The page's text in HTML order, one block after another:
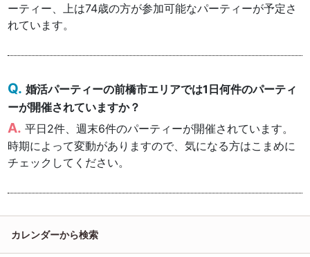
ーティー、上は74歳の方が参加可能なパーティーが予定さ
れています。
婚活パーティーの前橋市エリアでは1日何件のパーティ
ーが開催されていますか？
平日2件、週末6件のパーティーが開催されています。
時期によって変動がありますので、気になる方はこまめに
チェックしてください。
カレンダーから検索